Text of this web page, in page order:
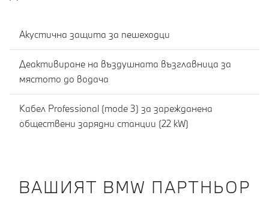
Акустична защита за пешеходци
Деактивиране на въздушната възглавница за
мястото до водача
Кабел Professional (mode 3) за зарежданена
обществени зарядни станции (22 kW)
ВАШИЯТ BMW ПАРТНЬОР